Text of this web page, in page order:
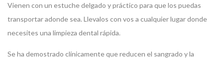
Vienen con un estuche delgado y práctico para que los puedas
transportar adonde sea. Llevalos con vos a cualquier lugar donde
necesites una limpieza dental rápida.
Se ha demostrado clínicamente que reducen el sangrado y la